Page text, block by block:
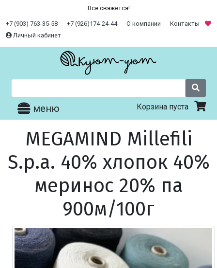
Все свяжется!
+7 (903) 763-35-58 +7 (926)174-24-44 О компании
Контакты
Личный кабинет
меню Корзина пуста
MEGAMIND Millefili
S.p.a. 40% хлопок 40%
меринос 20% па
900м/100г